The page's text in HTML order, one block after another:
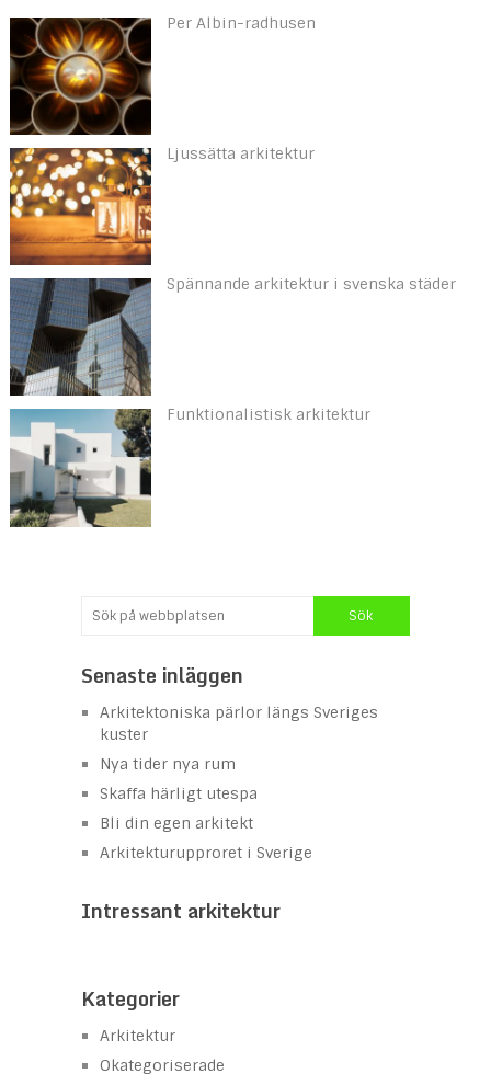
Per Albin-radhusen
Ljussätta arkitektur
Spännande arkitektur i svenska städer
Funktionalistisk arkitektur
Senaste inläggen
Arkitektoniska pärlor längs Sveriges
kuster
Nya tider nya rum
Skaffa härligt utespa
Bli din egen arkitekt
Arkitekturupproret i Sverige
Intressant arkitektur
Kategorier
Arkitektur
Okategoriserade